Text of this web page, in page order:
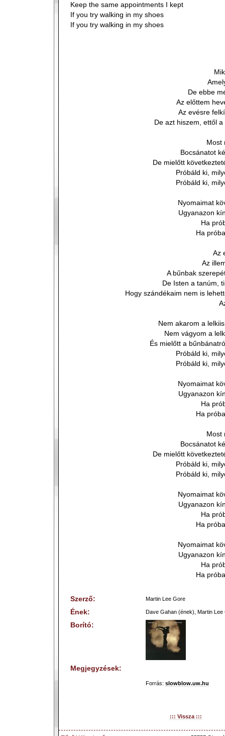
Keep the same appointments I kept
If you try walking in my shoes
If you try walking in my shoes
De ebbe
Az előttem
Az evésre
De azt hiszem, ettől
Most
Bocsánatot
De mielőtt
Próbáld ki,
Próbáld ki,
Nyomaimat
Ugyanazon
Ha
Ha
Az
Az
A bűnbak
De Isten a tanúm,
Hogy szándékaim nem is
Nem akarom a
Nem vágyom a
És mielőtt a
Próbáld ki,
Próbáld ki,
Nyomaimat
Ugyanazon
Ha
Ha
Most
Bocsánatot
De mielőtt
Próbáld ki,
Próbáld ki,
Nyomaimat
Ugyanazon
Ha
Ha
Nyomaimat
Ugyanazon
Ha
Ha
Szerző: Martin Lee Gore
Ének: Dave Gahan (ének), Martin
Borító:
Megjegyzések:
Forrás: slowblow.uw.hu
::: Vissza :::